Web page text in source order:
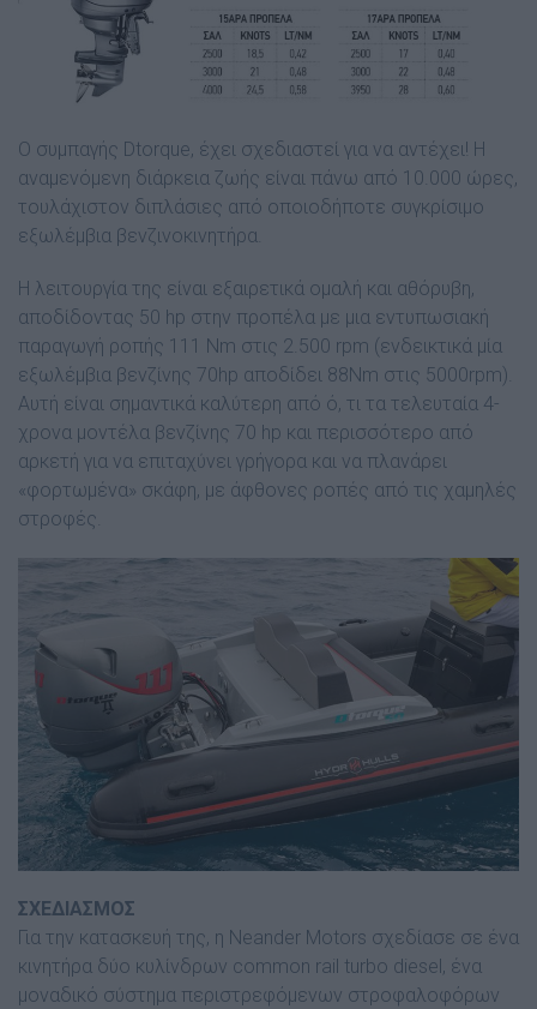
Ο συµπαγής Dtorque, έχει σχεδιαστεί για να αντέχει! Η
αναµενόµενη διάρκεια ζωής είναι πάνω από 10.000 ώρες,
τουλάχιστον διπλάσιες από οποιοδήποτε συγκρίσιµο
εξωλέµβια βενζινοκινητήρα.
Η λειτουργία της είναι εξαιρετικά οµαλή και αθόρυβη,
αποδίδοντας 50 hp στην προπέλα µε µια εντυπωσιακή
παραγωγή ροπής 111 Nm στις 2.500 rpm (ενδεικτικά µία
εξωλέµβια βενζίνης 70hp αποδίδει 88Nm στις 5000rpm).
Αυτή είναι σηµαντικά καλύτερη από ό, τι τα τελευταία 4-
χρονα µοντέλα βενζίνης 70 hp και περισσότερο από
αρκετή για να επιταχύνει γρήγορα και να πλανάρει
«φορτωµένα» σκάφη, µε άφθονες ροπές από τις χαµηλές
στροφές.
ΣΧΕ∆ΙΑΣΜΟΣ
Για την κατασκευή της, η Neander Motors σχεδίασε σε ένα
κινητήρα δύο κυλίνδρων common rail turbo diesel, ένα
µοναδικό σύστηµα περιστρεφόµενων στροφαλοφόρων